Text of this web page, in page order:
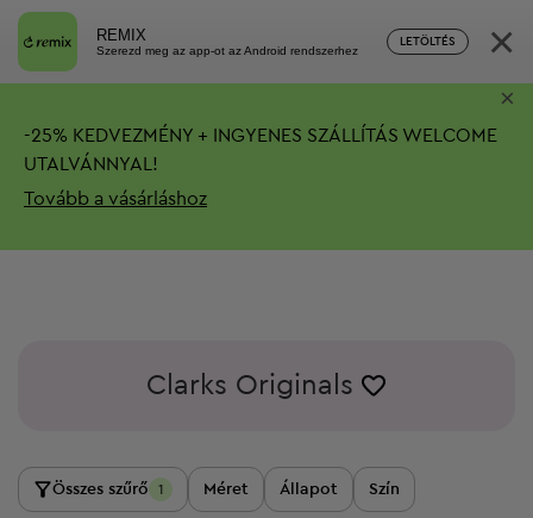
REMIX
Szerezd meg az app-ot az Android rendszerhez
LETÖLTÉS ×
-25% KEDVEZMÉNY + INGYENES SZÁLLÍTÁS WELCOME
UTALVÁNNYAL!
Tovább a vásárláshoz
×
Clarks Originals
Összes szűrő 1 Méret Állapot Szín